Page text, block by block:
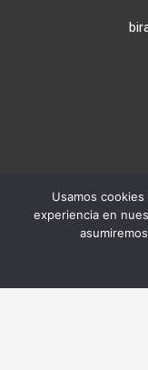
>
*
son
Usamos
experiencia en